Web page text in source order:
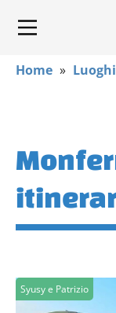
Home » Luoghi
Syusy e Patrizio